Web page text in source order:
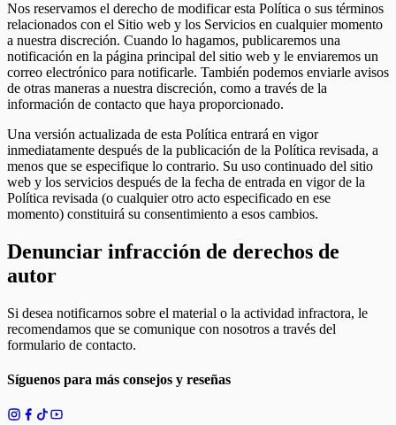
Nos reservamos el derecho de modificar esta Política o sus términos
relacionados con el Sitio web y los Servicios en cualquier momento
a nuestra discreción. Cuando lo hagamos, publicaremos una
notificación en la página principal del sitio web y le enviaremos un
correo electrónico para notificarle. También podemos enviarle avisos
de otras maneras a nuestra discreción, como a través de la
información de contacto que haya proporcionado.
Una versión actualizada de esta Política entrará en vigor
inmediatamente después de la publicación de la Política revisada, a
menos que se especifique lo contrario. Su uso continuado del sitio
web y los servicios después de la fecha de entrada en vigor de la
Política revisada (o cualquier otro acto especificado en ese
momento) constituirá su consentimiento a esos cambios.
Denunciar infracción de derechos de
autor
Si desea notificarnos sobre el material o la actividad infractora, le
recomendamos que se comunique con nosotros a través del
formulario de contacto.
Síguenos para más consejos y reseñas